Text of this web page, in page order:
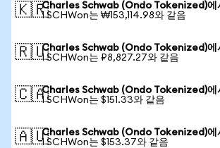
🇰🇷Charles Schwab (Ondo Tokenized)에
1 SCHWon는 ₩153,114.98와 같음
🇷🇺Charles Schwab (Ondo Tokenized)에
1 SCHWon는 ₽8,827.27와 같음
🇨🇦Charles Schwab (Ondo Tokenized)에
1 SCHWon는 $151.33와 같음
🇦🇺Charles Schwab (Ondo Tokenized)에
1 SCHWon는 $153.37와 같음